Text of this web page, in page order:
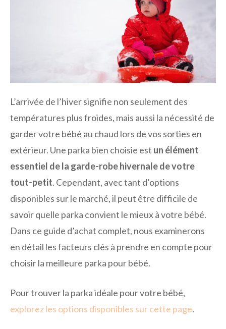
L’arrivée de l’hiver signifie non seulement des
températures plus froides, mais aussi la nécessité de
garder votre bébé au chaud lors de vos sorties en
extérieur. Une parka bien choisie est un élément
essentiel de la garde-robe hivernale de votre
tout-petit. Cependant, avec tant d’options
disponibles sur le marché, il peut être difficile de
savoir quelle parka convient le mieux à votre bébé.
Dans ce guide d’achat complet, nous examinerons
en détail les facteurs clés à prendre en compte pour
choisir la meilleure parka pour bébé.
Pour trouver la parka idéale pour votre bébé,
explorez les options disponibles sur cette page.